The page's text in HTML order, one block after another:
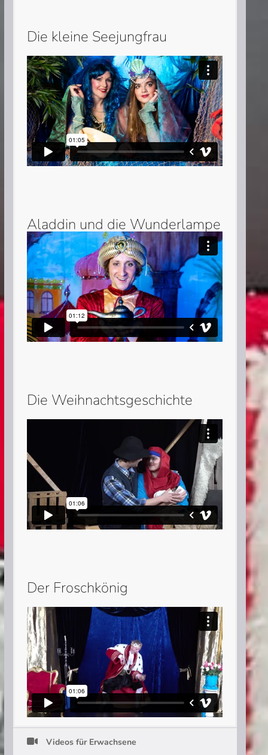
Die kleine Seejungfrau
Aladdin und die Wunderlampe
Die Weihnachtsgeschichte
Der Froschkönig
Videos für Erwachsene